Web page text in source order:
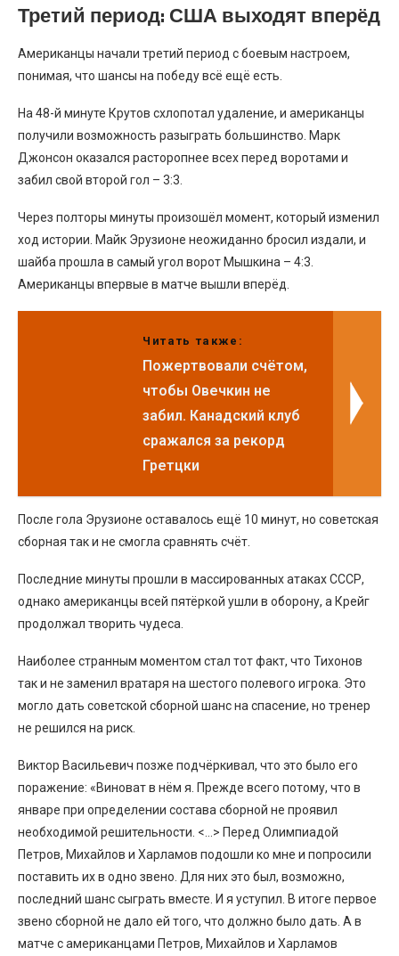
Третий период: США выходят вперёд
Американцы начали третий период с боевым настроем,
понимая, что шансы на победу всё ещё есть.
На 48-й минуте Крутов схлопотал удаление, и американцы
получили возможность разыграть большинство. Марк
Джонсон оказался расторопнее всех перед воротами и
забил свой второй гол – 3:3.
Через полторы минуты произошёл момент, который изменил
ход истории. Майк Эрузионе неожиданно бросил издали, и
шайба прошла в самый угол ворот Мышкина – 4:3.
Американцы впервые в матче вышли вперёд.
Читать также:
Пожертвовали счётом,
чтобы Овечкин не
забил. Канадский клуб
сражался за рекорд
Гретцки
После гола Эрузионе оставалось ещё 10 минут, но советская
сборная так и не смогла сравнять счёт.
Последние минуты прошли в массированных атаках СССР,
однако американцы всей пятёркой ушли в оборону, а Крейг
продолжал творить чудеса.
Наиболее странным моментом стал тот факт, что Тихонов
так и не заменил вратаря на шестого полевого игрока. Это
могло дать советской сборной шанс на спасение, но тренер
не решился на риск.
Виктор Васильевич позже подчёркивал, что это было его
поражение: «Виноват в нём я. Прежде всего потому, что в
январе при определении состава сборной не проявил
необходимой решительности. <…> Перед Олимпиадой
Петров, Михайлов и Харламов подошли ко мне и попросили
поставить их в одно звено. Для них это был, возможно,
последний шанс сыграть вместе. И я уступил. В итоге первое
звено сборной не дало ей того, что должно было дать. А в
матче с американцами Петров, Михайлов и Харламов